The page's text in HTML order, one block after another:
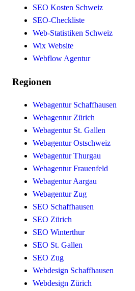
SEO Kosten Schweiz
SEO-Checkliste
Web-Statistiken Schweiz
Wix Website
Webflow Agentur
Regionen
Webagentur Schaffhausen
Webagentur Zürich
Webagentur St. Gallen
Webagentur Ostschweiz
Webagentur Thurgau
Webagentur Frauenfeld
Webagentur Aargau
Webagentur Zug
SEO Schaffhausen
SEO Zürich
SEO Winterthur
SEO St. Gallen
SEO Zug
Webdesign Schaffhausen
Webdesign Zürich